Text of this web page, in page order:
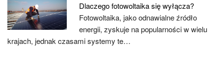
Dlaczego fotowoltaika się wyłącza?
Fotowoltaika, jako odnawialne źródło
energii, zyskuje na popularności w wielu
krajach, jednak czasami systemy te…